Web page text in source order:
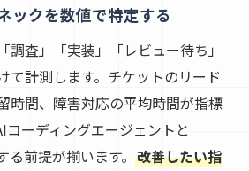
ックを数値で特定する
調査」「実装」「レビュー待ち」
て計測します。チケットのリード
時間、障害対応の平均時間が指標
コーディングエージェントと
前提が揃います。 改善したい指